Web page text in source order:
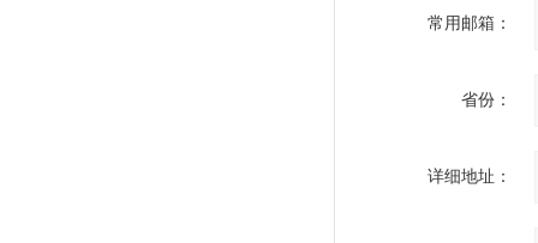
常用邮箱：
省份：
详细地址：